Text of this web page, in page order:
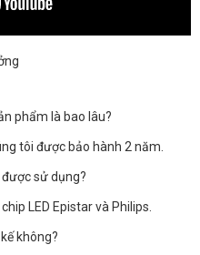
phẩm là bao lâu?
tôi được bảo hành 2 năm.
được sử dụng?
LED Epistar và Philips.
không?